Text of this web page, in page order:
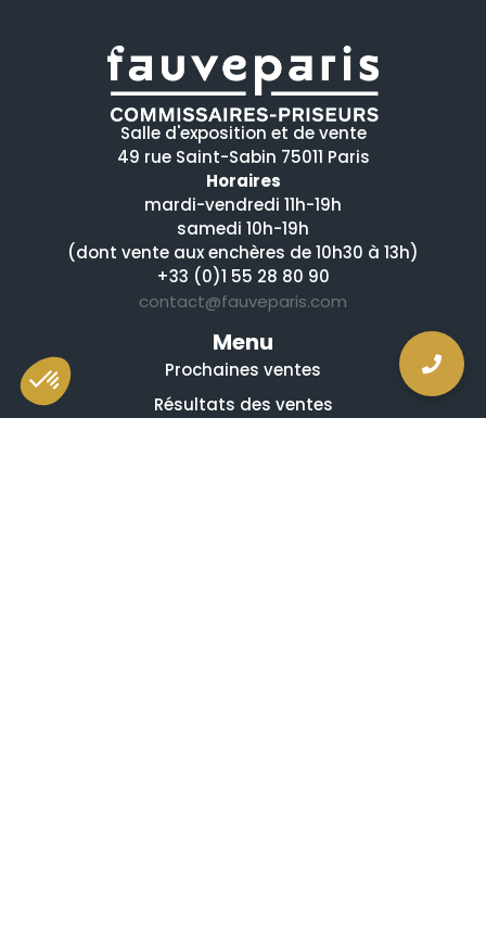
Salle d'exposition et de vente
49 rue Saint-Sabin 75011 Paris
Horaires
mardi-vendredi 11h-19h
samedi 10h-19h
(dont vente aux enchères de 10h30 à 13h)
+33 (0)1 55 28 80 90
contact@fauveparis.com
Menu
Prochaines ventes
Résultats des ventes